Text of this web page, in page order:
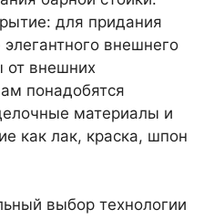
для придания
внешнего
от внешних
понадобятся
материалы и
как лак, краска, шпон
выбор технологии